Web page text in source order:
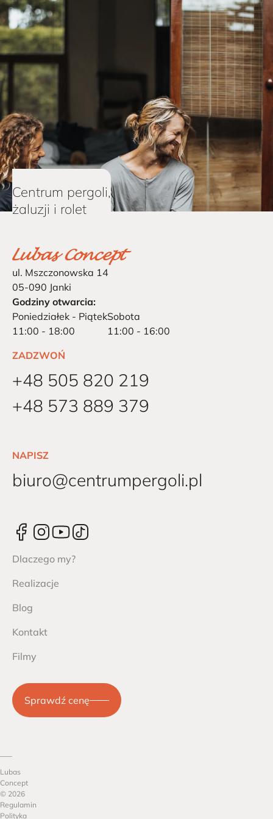
Centrum pergoli,
żaluzji i rolet
ul. Mszczonowska 14
05-090 Janki
Godziny otwarcia:
Poniedziałek - Piątek
11:00 - 18:00
Sobota
11:00 - 16:00
ZADZWOŃ
+48 505 820 219
+48 573 889 379
NAPISZ
biuro@centrumpergoli.pl
Dlaczego my?
Realizacje
Blog
Kontakt
Filmy
Sprawdź cenę
Lubas
Concept
© 2026
Polityka
Regulamin